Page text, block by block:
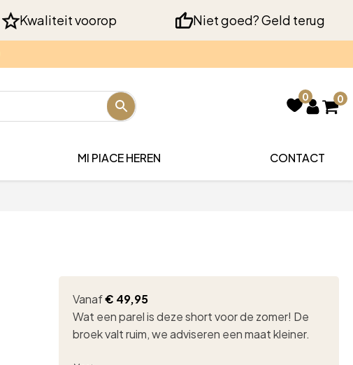
Kwaliteit voorop Niet goed? Geld terug
0 0
MI PIACE HEREN CONTACT
Vanaf€ 49,95
Wat een parel is deze short voor de zomer! De
broek valt ruim, we adviseren een maat kleiner.